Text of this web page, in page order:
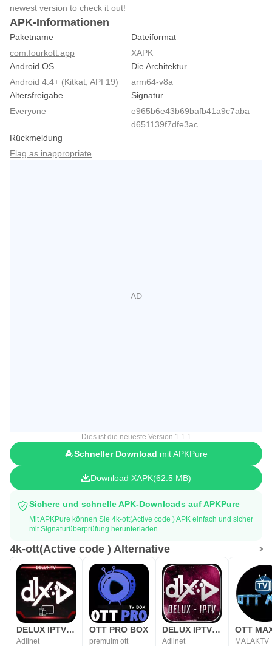
newest version to check it out!
APK-Informationen
Paketname
com.fourkott.app
Dateiformat
XAPK
Android OS
Android 4.4+ (Kitkat, API 19)
Die Architektur
arm64-v8a
Altersfreigabe
Everyone
Signatur
e965b6e43b69bafb41a9c7aba
d651139f7dfe3ac
Rückmeldung
Flag as inappropriate
Dies ist die neueste Version 1.1.1
Schneller Download mit APKPure
Download XAPK 62.5 MB
Sichere und schnelle APK-Downloads auf APKPure
Mit APKPure können Sie 4k-ott(Active code ) APK einfach und sicher
mit Signaturüberprüfung herunterladen.
4k-ott(Active code ) Alternative
DELUX IPTV PLAYER
Adilnet
OTT PRO BOX
premuim ott
DELUX IPTV PRO V2
Adilnet
OTT
MALAKTV